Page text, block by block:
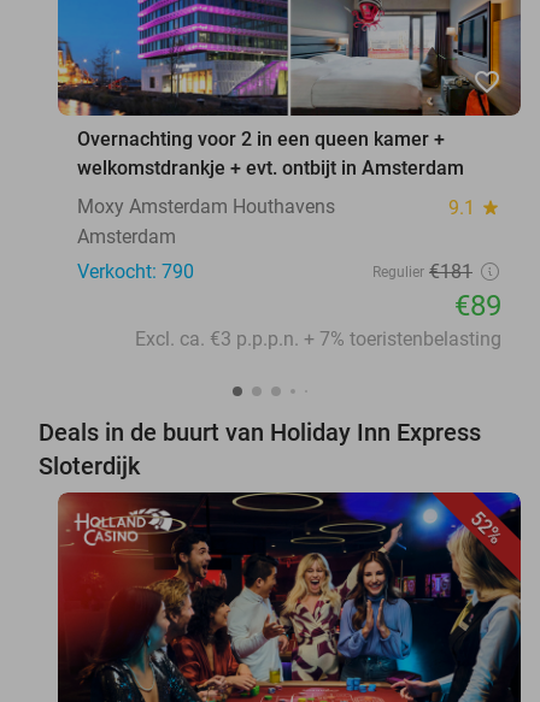
favorite_border
Overnachting voor 2 in een queen kamer +
welkomstdrankje + evt. ontbijt in Amsterdam
Moxy Amsterdam Houthavens
9.1 star
Amsterdam
Verkocht: 790
Regulier €181
€89
Excl. ca. €3 p.p.p.n. + 7% toeristenbelasting
Deals in de buurt van Holiday Inn Express
Sloterdijk
52%